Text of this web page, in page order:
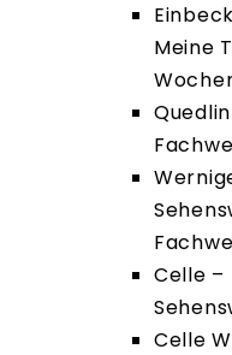
Meine
Celle –
Celle